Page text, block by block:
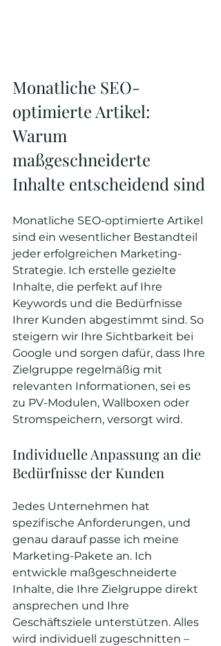
Monatliche SEO-
optimierte Artikel:
Warum
maßgeschneiderte
Inhalte entscheidend sind
Monatliche SEO-optimierte Artikel
sind ein wesentlicher Bestandteil
jeder erfolgreichen Marketing-
Strategie. Ich erstelle gezielte
Inhalte, die perfekt auf Ihre
Keywords und die Bedürfnisse
Ihrer Kunden abgestimmt sind. So
steigern wir Ihre Sichtbarkeit bei
Google und sorgen dafür, dass Ihre
Zielgruppe regelmäßig mit
relevanten Informationen, sei es
zu PV-Modulen, Wallboxen oder
Stromspeichern, versorgt wird.
Individuelle Anpassung an die
Bedürfnisse der Kunden
Jedes Unternehmen hat
spezifische Anforderungen, und
genau darauf passe ich meine
Marketing-Pakete an. Ich
entwickle maßgeschneiderte
Inhalte, die Ihre Zielgruppe direkt
ansprechen und Ihre
Geschäftsziele unterstützen. Alles
wird individuell zugeschnitten –